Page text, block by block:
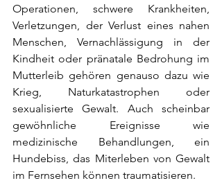
Operationen, schwere Krankheiten,
Verletzungen, der Verlust eines nahen
Menschen, Vernachlässigung in der
Kindheit oder pränatale Bedrohung im
Mutterleib gehören genauso dazu wie
Krieg, Naturkatastrophen oder
sexualisierte Gewalt. Auch scheinbar
gewöhnliche Ereignisse wie
medizinische Behandlungen, ein
Hundebiss, das Miterleben von Gewalt
im Fernsehen können traumatisieren.